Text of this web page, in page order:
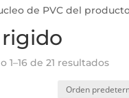
de PVC del
rigido
1–16 de 21 resultados